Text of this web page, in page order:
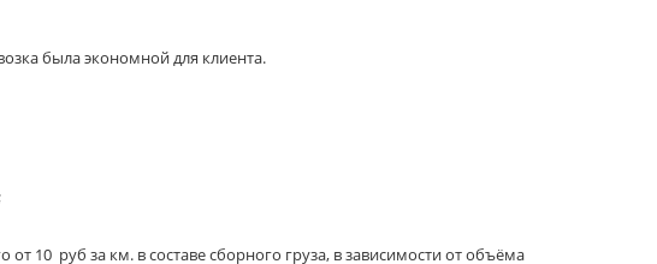
была экономной для клиента.
10 руб за км. в составе сборного груза, в зависимости от объёма